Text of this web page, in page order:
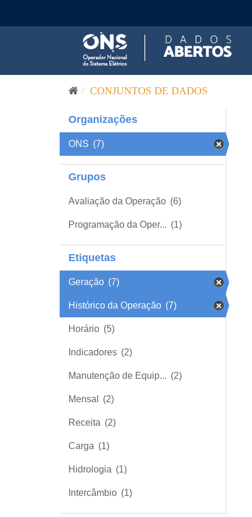
CONJUNTOS DE DADOS
Organizações
ONS (7)
Grupos
Avaliação da Operação (6)
Programação da Oper... (1)
Etiquetas
Geração (7)
Histórico da Operação (7)
Horário (5)
Indicadores (2)
Manutenção de Equip... (2)
Mensal (2)
Receita (2)
Carga (1)
Hidrologia (1)
Intercâmbio (1)